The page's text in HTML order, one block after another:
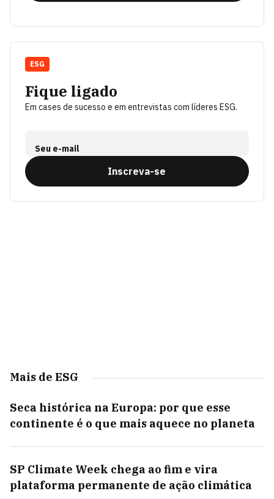
Fique ligado
Em cases de sucesso e em entrevistas com líderes ESG.
Seu e-mail
Inscreva-se
ESG
Mais de ESG
Seca histórica na Europa: por que esse
continente é o que mais aquece no planeta
SP Climate Week chega ao fim e vira
plataforma permanente de ação climática